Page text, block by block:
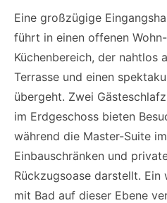
Eine großzügige
führt in einen offenen
Küchenbereich, der nahtlos
Terrasse und einen
übergeht. Zwei
im Erdgeschoss bieten
während die Master-Suite
Einbauschränken und
Rückzugsoase darstellt. Ein
mit Bad auf dieser Ebene